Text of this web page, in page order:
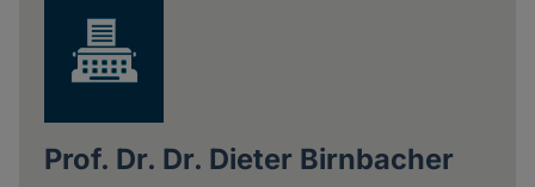
Prof. Dr. Dr. Dieter Birnbacher